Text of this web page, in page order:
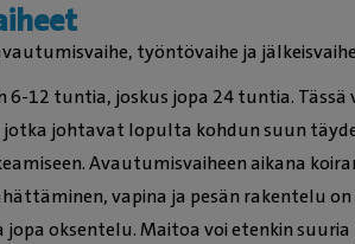
työntövaihe ja
12 tuntia, joskus jopa 24 tuntia. Tässä
johtavat lopulta kohdun suun
Avautumisvaiheen aikana
vapina ja pesän rakentelu
oksentelu. Maitoa voi etenkin